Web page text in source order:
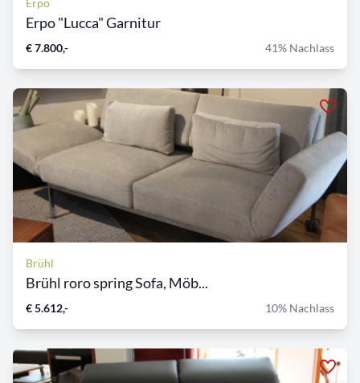
Erpo
Erpo "Lucca" Garnitur
€ 7.800,- 41% Nachlass
Brühl
Brühl roro spring Sofa, Möb...
€ 5.612,- 10% Nachlass